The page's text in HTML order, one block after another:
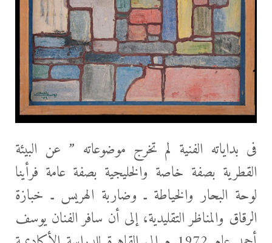
فى بداياته الفنية لم تخرج موضوعاته ” عن البيئة
القطرية بصفة خاصة والخليجية بصفة عامة فرأينا
لوحة البحار والخياطة ـ وضاربة الهريس ـ خبازة
الرقاق والمناظر التقليدية، إلى أن سافر الفنان يوسف